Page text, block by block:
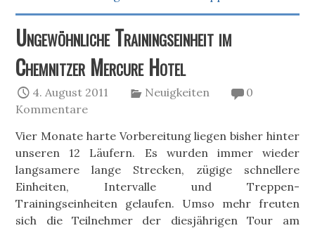
Ungewöhnliche Trainingseinheit im
Chemnitzer Mercure Hotel
4. August 2011 Neuigkeiten
0
Kommentare
Vier Monate harte Vorbereitung liegen bisher hinter
unseren 12 Läufern. Es wurden immer wieder
langsamere lange Strecken, zügige schnellere
Einheiten, Intervalle und Treppen-
Trainingseinheiten gelaufen. Umso mehr freuten
sich die Teilnehmer der diesjährigen Tour am